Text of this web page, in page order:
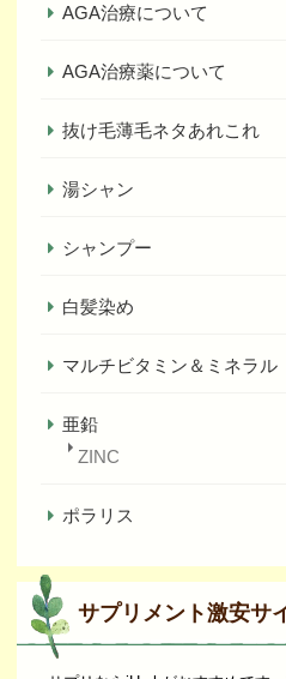
AGA治療について
AGA治療薬について
抜け毛薄毛ネタあれこれ
湯シャン
シャンプー
白髪染め
マルチビタミン＆ミネラル
亜鉛
ZINC
ポラリス
サプリメント激安サ